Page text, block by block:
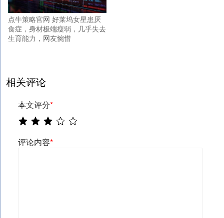
点牛策略官网 好莱坞女星患厌
食症，身材极端瘦弱，几乎失去
生育能力，网友惋惜
相关评论
本文评分*
评论内容*